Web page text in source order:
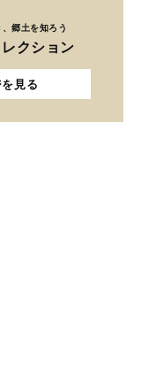
郷土を知ろう
クション
見る